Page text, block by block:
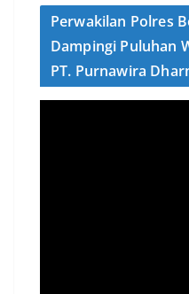
Perwakilan Polres
Dampingi Puluhan
PT. Purnawira